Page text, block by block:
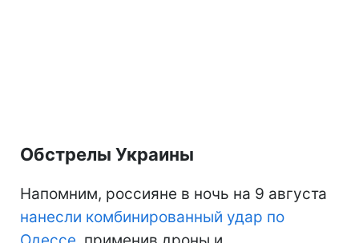
Обстрелы Украины
Напомним, россияне в ночь на 9 августа
нанесли комбинированный удар по